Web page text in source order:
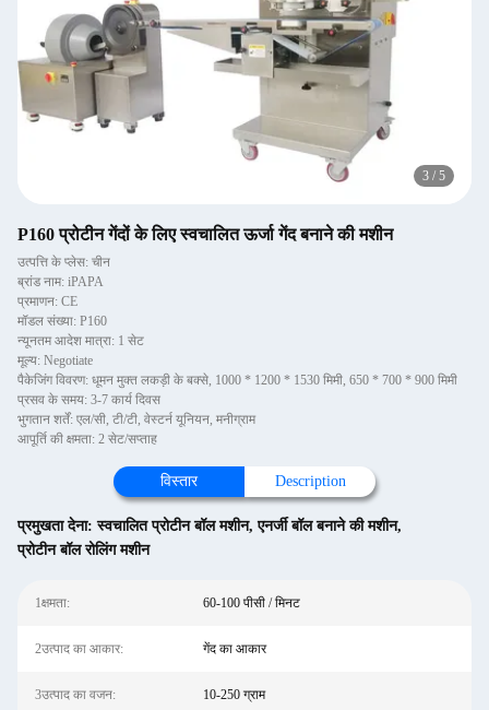
4 / 5
P160 प्रोटीन गेंदों के लिए स्वचालित ऊर्जा गेंद बनाने की मशीन
उत्पत्ति के प्लेस: चीन
ब्रांड नाम: iPAPA
प्रमाणन: CE
मॉडल संख्या: P160
न्यूनतम आदेश मात्रा: 1 सेट
मूल्य: Negotiate
पैकेजिंग विवरण: धूमन मुक्त लकड़ी के बक्से, 1000 * 1200 * 1530 मिमी, 650 * 700 * 900 मिमी
प्रसव के समय: 3-7 कार्य दिवस
भुगतान शर्तें: एल/सी, टी/टी, वेस्टर्न यूनियन, मनीग्राम
आपूर्ति की क्षमता: 2 सेट/सप्ताह
विस्तार Description
प्रमुखता देना:स्वचालित प्रोटीन बॉल मशीन,एनर्जी बॉल बनाने की मशीन,
प्रोटीन बॉल रोलिंग मशीन
1क्षमता: 60-100 पीसी / मिनट
2उत्पाद का आकार: गेंद का आकार
3उत्पाद का वजन: 10-250 ग्राम